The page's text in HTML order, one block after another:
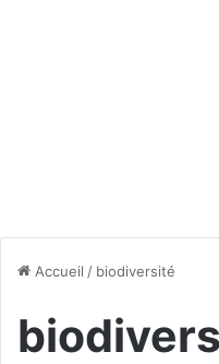
Accueil / biodiversité